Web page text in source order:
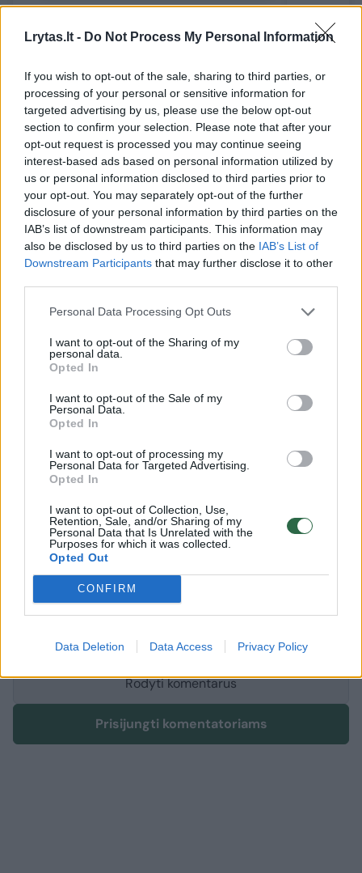
Lrytas.lt - Do Not Process My Personal Information
If you wish to opt-out of the sale, sharing to third parties, or
processing of your personal or sensitive information for
targeted advertising by us, please use the below opt-out
section to confirm your selection. Please note that after your
opt-out request is processed you may continue seeing
interest-based ads based on personal information utilized by
us or personal information disclosed to third parties prior to
your opt-out. You may separately opt-out of the further
disclosure of your personal information by third parties on the
IAB’s list of downstream participants. This information may
also be disclosed by us to third parties on the IAB’s List of
Downstream Participants that may further disclose it to other
Personal Data Processing Opt Outs
I want to opt-out of the Sharing of my
personal data.
Opted In
I want to opt-out of the Sale of my
Personal Data.
Opted In
I want to opt-out of processing my
Personal Data for Targeted Advertising.
Opted In
I want to opt-out of Collection, Use,
Retention, Sale, and/or Sharing of my
Personal Data that Is Unrelated with the
Purposes for which it was collected.
Opted Out
CONFIRM
Data Deletion Data Access Privacy Policy
„Aš tikrai nemanau, kad kažkas už netikrą
sniegą mokėtų 100 gabalų....“ – užtikrintai
sakė Gvidas, bet jau netrukus jam
paprieštaravo Greta – anot jos, Kardashian
tiek tikrai paklotų!
Tačiau sunkiausia šįkart žaidime buvo
išsiaiškinti nugalėtoją – žaidėjams prireikė
kuriame dvi komandos sprendžia
intriguojančias užduotis, susijusias su
kainomis, pinigais, uždarbiu ir vertėmis.
Kim Kardashian Žaidimas Varžybos Rodyti daugiau žymių
Komentuoti po šiuo straipsniu
Komentuoti gali tik Lrytas registruoti vartotojai.
Prisijunkite prie registruotų vartotojų
Rodyti komentarus
Prisijungti komentatoriams